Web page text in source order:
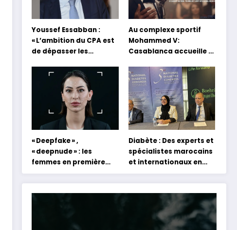
Youssef Essabban :
« L’ambition du CPA est
de dépasser les
et académiques de
formation en
s’appuyant sur le
partage des
expériences »
Au complexe sportif
Mohammed V:
Casablanca accueille la
concert holographique
d’Abdel Halim Hafez
« Deepfake » ,
« deepnude » : les
femmes en première
ligne face aux dangers
de l’intelligence
artificielle
Diabète : Des experts et
spécialistes marocains
et internationaux en
conclave à Tanger